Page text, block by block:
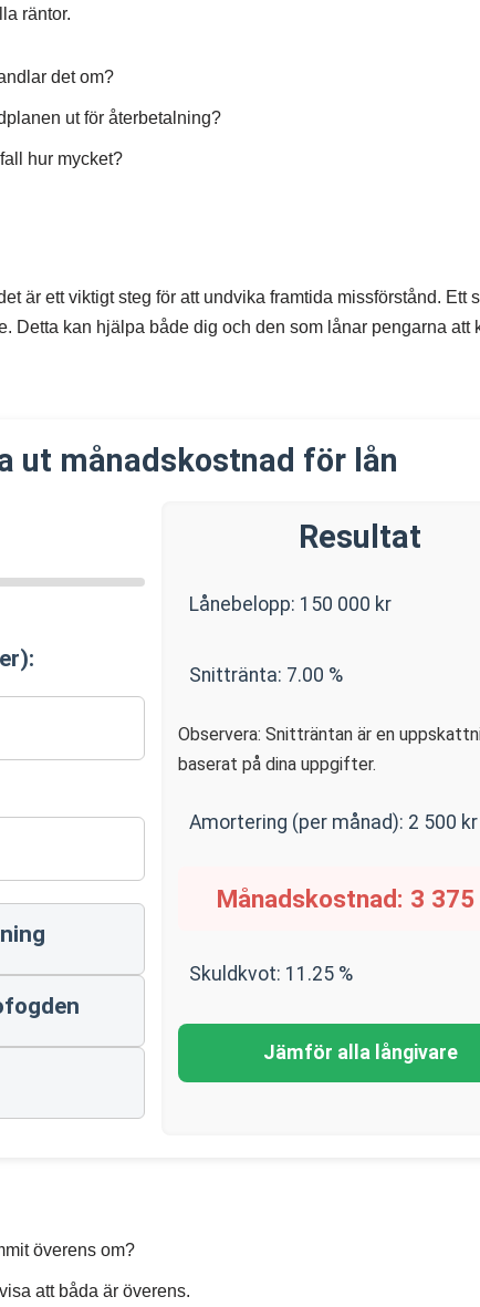
räntor.
det om?
ut för återbetalning?
hur mycket?
är ett viktigt steg för att undvika framtida missförstånd. Ett
Detta kan hjälpa både dig och den som lånar pengarna att
ut månadskostnad för lån
Resultat
Lånebelopp: 150 000 kr
Snittränta: 7.00 %
Observera: Snitträntan är en
baserat på dina uppgifter.
Amortering (per månad): 2 500 kr
Månadskostnad: 3 375
Skuldkvot: 11.25%
Jämför alla långivare
överens om?
att båda är överens.